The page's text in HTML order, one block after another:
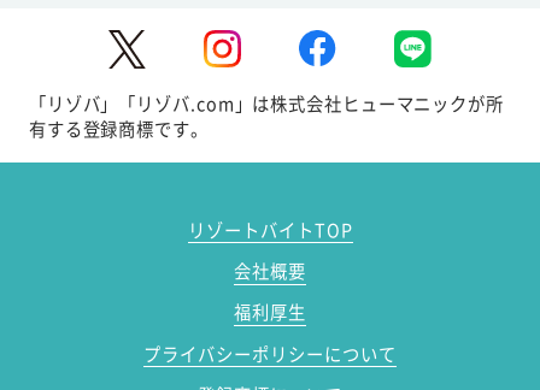
「リゾバ」「リゾバ.com」は株式会社ヒューマニックが所
有する登録商標です。
リゾートバイトTOP
会社概要
福利厚生
プライバシーポリシーについて